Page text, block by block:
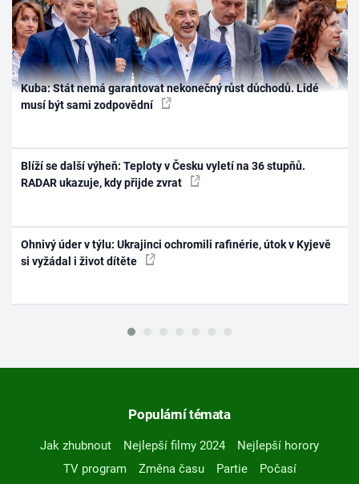
Kuba: Stát nemá garantovat nekonečný růst důchodů. Lidé
musí být sami zodpovědní
Blíží se další výheň: Teploty v Česku vyletí na 36 stupňů.
RADAR ukazuje, kdy přijde zvrat
Ohnivý úder v týlu: Ukrajinci ochromili rafinérie, útok v Kyjevě
si vyžádal i život dítěte
Populární témata
Jak zhubnout Nejlepší filmy 2024
Nejlepší horory
TV program
Změna času Partie
Počasí